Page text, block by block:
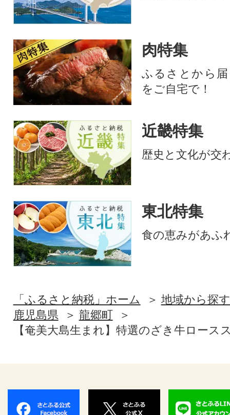
肉特集
ふるさとから
をご自宅で！
近畿特集
歴史と文化が交
東北特集
食の恵みがあふ
「ふるさと納税」ホーム
地域から探す
鹿児島県
龍郷町
【奄美大島生まれ】特選のざき牛ロース